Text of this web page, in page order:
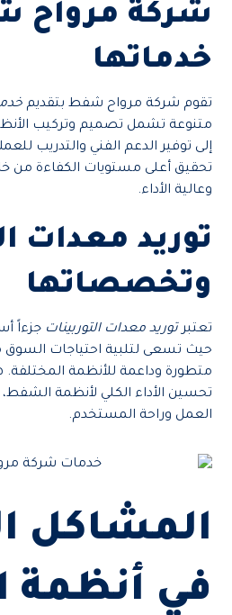
شركة مرواح
خدماتها
تقوم شركة مرواح شفط بتقديم
متنوعة تشمل تصميم وتركيب
إلى توفير الدعم الفني والتدريب
تحقيق أعلى مستويات الكفاءة من
وعالية الأداء.
توريد معدات
وتخصصاتها
تعتبرتوريد معدات التوربينات جزءاً
حيث تسعى لتلبية احتياجات السوق
متطورة وداعمة للأنظمة
تحسين الأداء الكلي لأنظمة
العمل وراحة المستخدم.
المشاكل
في